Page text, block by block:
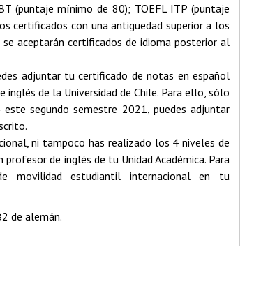
(puntaje mínimo de 80); TOEFL ITP (puntaje
certificados con una antigüedad superior a los
aceptarán certificados de idioma posterior al
adjuntar tu certificado de notas en español
de la Universidad de Chile. Para ello, sólo
segundo semestre 2021, puedes adjuntar
ni tampoco has realizado los 4 niveles de
de inglés de tu Unidad Académica. Para
movilidad estudiantil internacional en tu
de alemán.